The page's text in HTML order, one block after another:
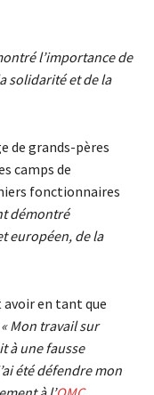
l’importance de
solidarité et de la
de grands-pères
camps de
fonctionnaires
démontré
européen, de la
avoir en tant que
« Mon travail sur
à une fausse
été défendre mon